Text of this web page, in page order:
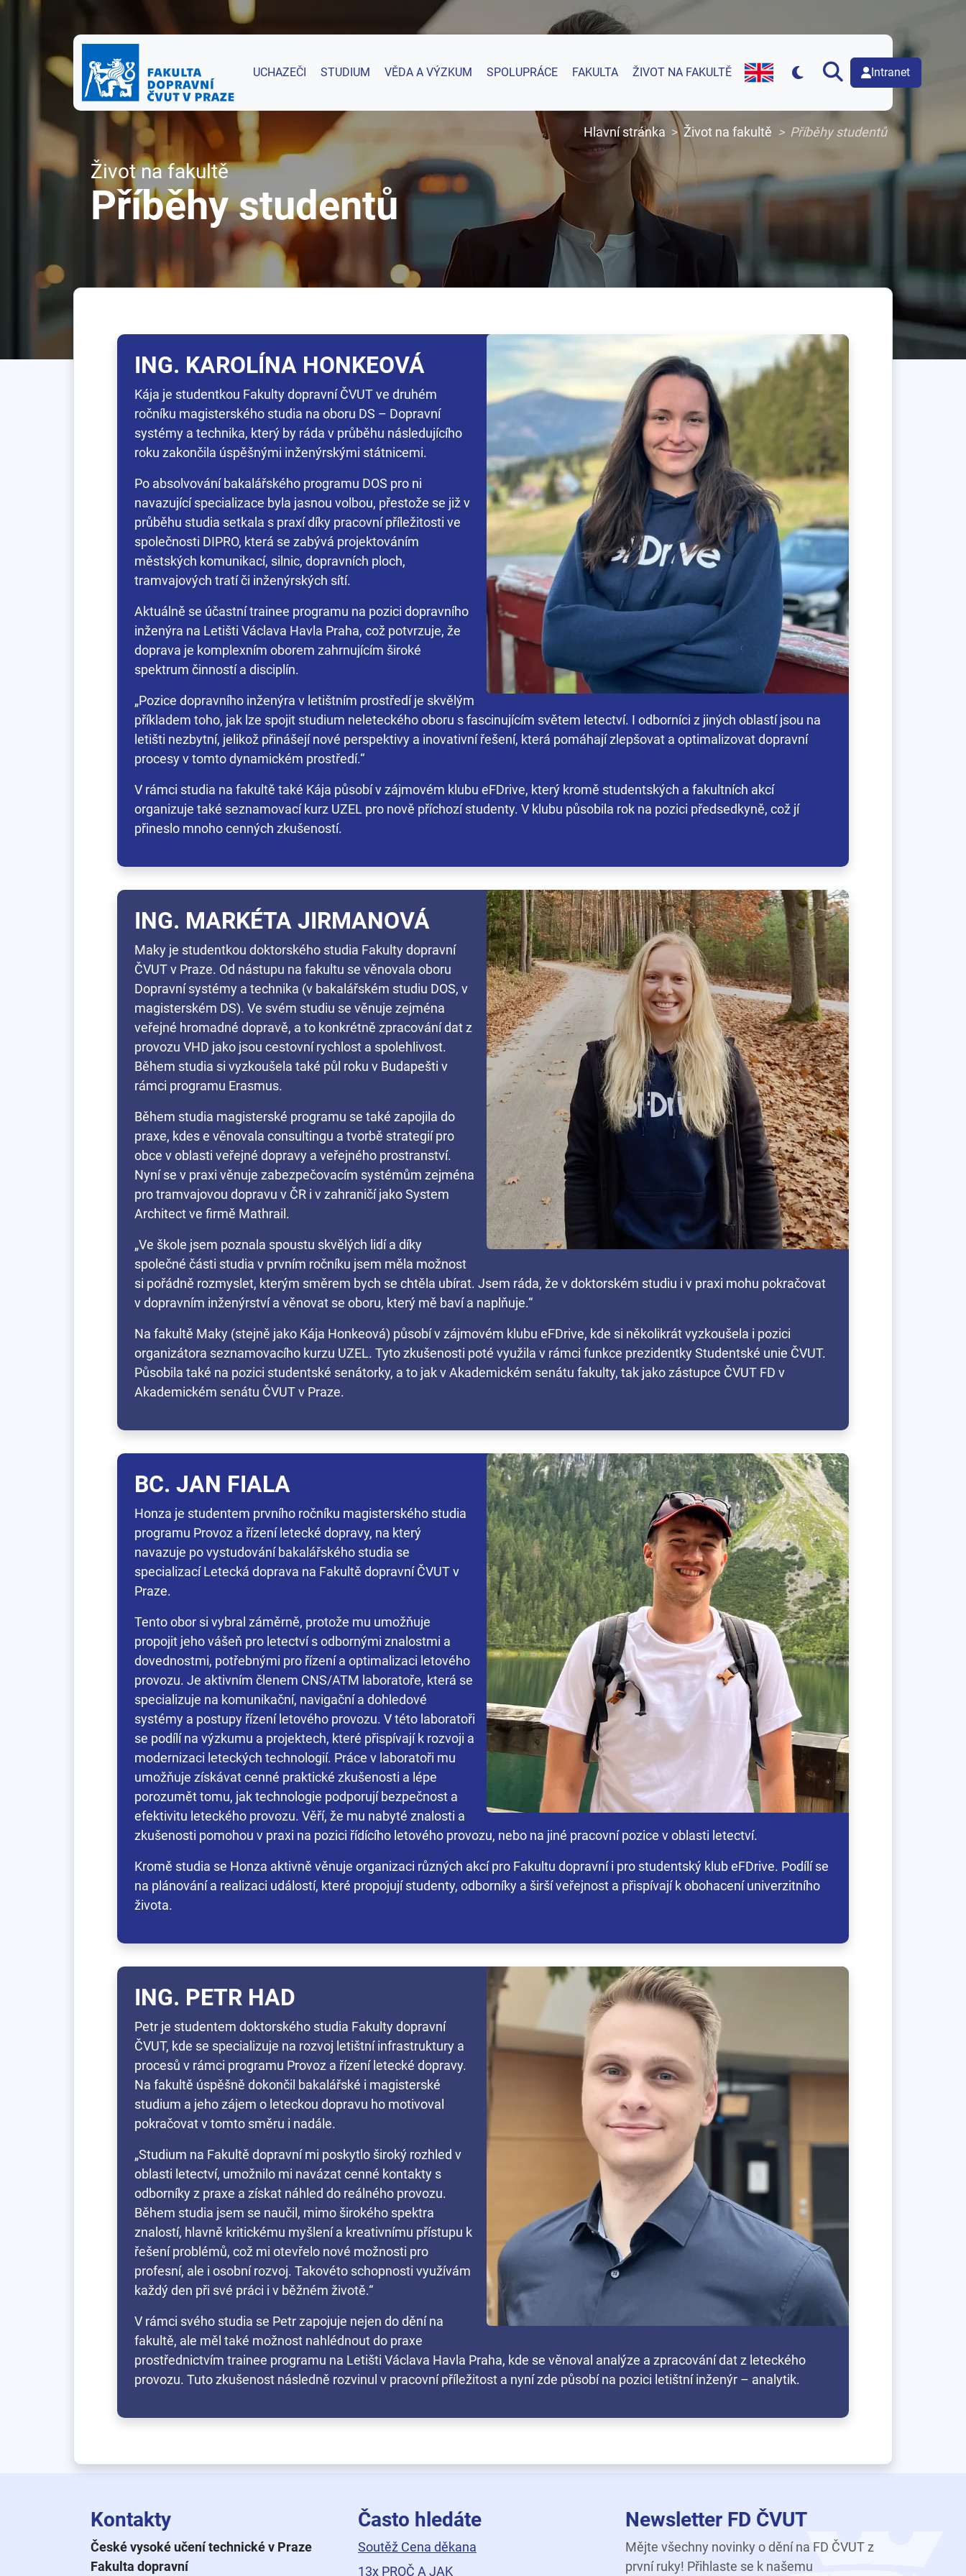
UCHAZEČI STUDIUM VĚDA A VÝZKUM SPOLUPRÁCE FAKULTA ŽIVOT NA FAKULTĚ
English version of web page
Intranet
Hlavní stránka Život na fakultě Příběhy studentů
Život na fakultě
Příběhy studentů
ING. KAROLÍNA HONKEOVÁ
Kája je studentkou Fakulty dopravní ČVUT ve druhém
ročníku magisterského studia na oboru DS – Dopravní
systémy a technika, který by ráda v průběhu následujícího
roku zakončila úspěšnými inženýrskými státnicemi.
Po absolvování bakalářského programu DOS pro ni
navazující specializace byla jasnou volbou, přestože se již v
průběhu studia setkala s praxí díky pracovní příležitosti ve
společnosti DIPRO, která se zabývá projektováním
městských komunikací, silnic, dopravních ploch,
tramvajových tratí či inženýrských sítí.
Aktuálně se účastní trainee programu na pozici dopravního
inženýra na Letišti Václava Havla Praha, což potvrzuje, že
doprava je komplexním oborem zahrnujícím široké
spektrum činností a disciplín.
„Pozice dopravního inženýra v letištním prostředí je skvělým
příkladem toho, jak lze spojit studium neleteckého oboru s fascinujícím světem letectví. I odborníci z jiných oblastí jsou na
letišti nezbytní, jelikož přinášejí nové perspektivy a inovativní řešení, která pomáhají zlepšovat a optimalizovat dopravní
procesy v tomto dynamickém prostředí.“
V rámci studia na fakultě také Kája působí v zájmovém klubu eFDrive, který kromě studentských a fakultních akcí
organizuje také seznamovací kurz UZEL pro nově příchozí studenty. V klubu působila rok na pozici předsedkyně, což jí
přineslo mnoho cenných zkušeností.
ING. MARKÉTA JIRMANOVÁ
Maky je studentkou doktorského studia Fakulty dopravní
ČVUT v Praze. Od nástupu na fakultu se věnovala oboru
Dopravní systémy a technika (v bakalářském studiu DOS, v
magisterském DS). Ve svém studiu se věnuje zejména
veřejné hromadné dopravě, a to konkrétně zpracování dat z
provozu VHD jako jsou cestovní rychlost a spolehlivost.
Během studia si vyzkoušela také půl roku v Budapešti v
rámci programu Erasmus.
Během studia magisterské programu se také zapojila do
praxe, kdes e věnovala consultingu a tvorbě strategií pro
obce v oblasti veřejné dopravy a veřejného prostranství.
Nyní se v praxi věnuje zabezpečovacím systémům zejména
pro tramvajovou dopravu v ČR i v zahraničí jako System
Architect ve firmě Mathrail.
„Ve škole jsem poznala spoustu skvělých lidí a díky
společné části studia v prvním ročníku jsem měla možnost
si pořádně rozmyslet, kterým směrem bych se chtěla ubírat. Jsem ráda, že v doktorském studiu i v praxi mohu pokračovat
v dopravním inženýrství a věnovat se oboru, který mě baví a naplňuje.“
Na fakultě Maky (stejně jako Kája Honkeová) působí v zájmovém klubu eFDrive, kde si několikrát vyzkoušela i pozici
organizátora seznamovacího kurzu UZEL. Tyto zkušenosti poté využila v rámci funkce prezidentky Studentské unie ČVUT.
Působila také na pozici studentské senátorky, a to jak v Akademickém senátu fakulty, tak jako zástupce ČVUT FD v
Akademickém senátu ČVUT v Praze.
BC. JAN FIALA
Honza je studentem prvního ročníku magisterského studia
programu Provoz a řízení letecké dopravy, na který
navazuje po vystudování bakalářského studia se
specializací Letecká doprava na Fakultě dopravní ČVUT v
Praze.
Tento obor si vybral záměrně, protože mu umožňuje
propojit jeho vášeň pro letectví s odbornými znalostmi a
dovednostmi, potřebnými pro řízení a optimalizaci letového
provozu. Je aktivním členem CNS/ATM laboratoře, která se
specializuje na komunikační, navigační a dohledové
systémy a postupy řízení letového provozu. V této laboratoři
se podílí na výzkumu a projektech, které přispívají k rozvoji a
modernizaci leteckých technologií. Práce v laboratoři mu
umožňuje získávat cenné praktické zkušenosti a lépe
porozumět tomu, jak technologie podporují bezpečnost a
efektivitu leteckého provozu. Věří, že mu nabyté znalosti a
zkušenosti pomohou v praxi na pozici řídícího letového provozu, nebo na jiné pracovní pozice v oblasti letectví.
Kromě studia se Honza aktivně věnuje organizaci různých akcí pro Fakultu dopravní i pro studentský klub eFDrive. Podílí se
na plánování a realizaci událostí, které propojují studenty, odborníky a širší veřejnost a přispívají k obohacení univerzitního
života.
ING. PETR HAD
Petr je studentem doktorského studia Fakulty dopravní
ČVUT, kde se specializuje na rozvoj letištní infrastruktury a
procesů v rámci programu Provoz a řízení letecké dopravy.
Na fakultě úspěšně dokončil bakalářské i magisterské
studium a jeho zájem o leteckou dopravu ho motivoval
pokračovat v tomto směru i nadále.
„Studium na Fakultě dopravní mi poskytlo široký rozhled v
oblasti letectví, umožnilo mi navázat cenné kontakty s
odborníky z praxe a získat náhled do reálného provozu.
Během studia jsem se naučil, mimo širokého spektra
znalostí, hlavně kritickému myšlení a kreativnímu přístupu k
řešení problémů, což mi otevřelo nové možnosti pro
profesní, ale i osobní rozvoj. Takovéto schopnosti využívám
každý den při své práci i v běžném životě.“
V rámci svého studia se Petr zapojuje nejen do dění na
fakultě, ale měl také možnost nahlédnout do praxe
prostřednictvím trainee programu na Letišti Václava Havla Praha, kde se věnoval analýze a zpracování dat z leteckého
provozu. Tuto zkušenost následně rozvinul v pracovní příležitost a nyní zde působí na pozici letištní inženýr – analytik.
Kontakty
České vysoké učení technické v Praze
Fakulta dopravní
Často hledáte
Soutěž Cena děkana
13x PROČ A JAK
Newsletter FD ČVUT
Mějte všechny novinky o dění na FD ČVUT z
první ruky! Přihlaste se k našemu